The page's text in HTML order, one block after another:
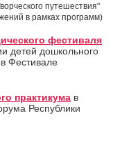
путешествия"
в рамках программ)
фестиваля
детей дошкольного
Фестивале
практикума в
Республики